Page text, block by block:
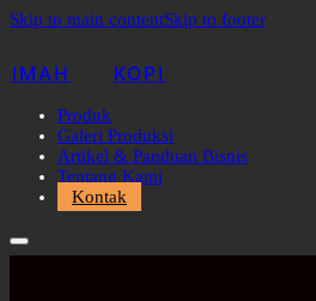
Skip to main contentSkip to footer
IMAH KOPI
Produk
Galeri Produksi
Artikel & Panduan Bisnis
Tentang Kami
Kontak